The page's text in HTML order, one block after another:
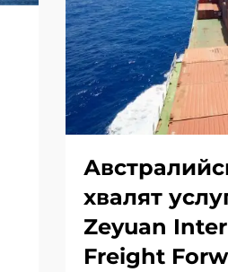
хвалят
Zeyuan
Freight